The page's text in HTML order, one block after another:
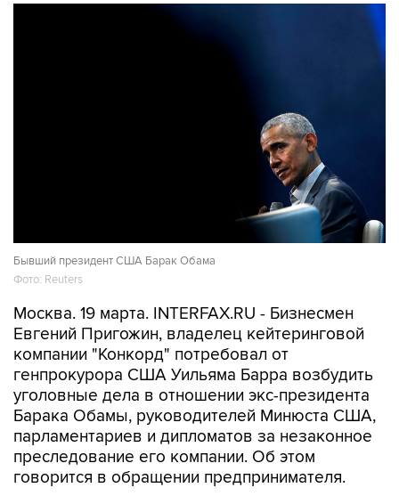
Бывший президент США Барак Обама
Фото: Reuters
Москва. 19 марта. INTERFAX.RU - Бизнесмен
Евгений Пригожин, владелец кейтеринговой
компании "Конкорд" потребовал от
генпрокурора США Уильяма Барра возбудить
уголовные дела в отношении экс-президента
Барака Обамы, руководителей Минюста США,
парламентариев и дипломатов за незаконное
преследование его компании. Об этом
говорится в обращении предпринимателя.